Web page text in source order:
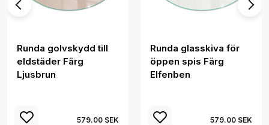
Runda golvskydd till
eldstäder Färg
Ljusbrun
579.00 SEK
Runda glasskiva för
öppen spis Färg
Elfenben
579.00 SEK